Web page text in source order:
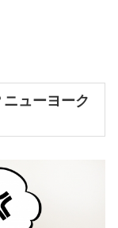
ューヨーク